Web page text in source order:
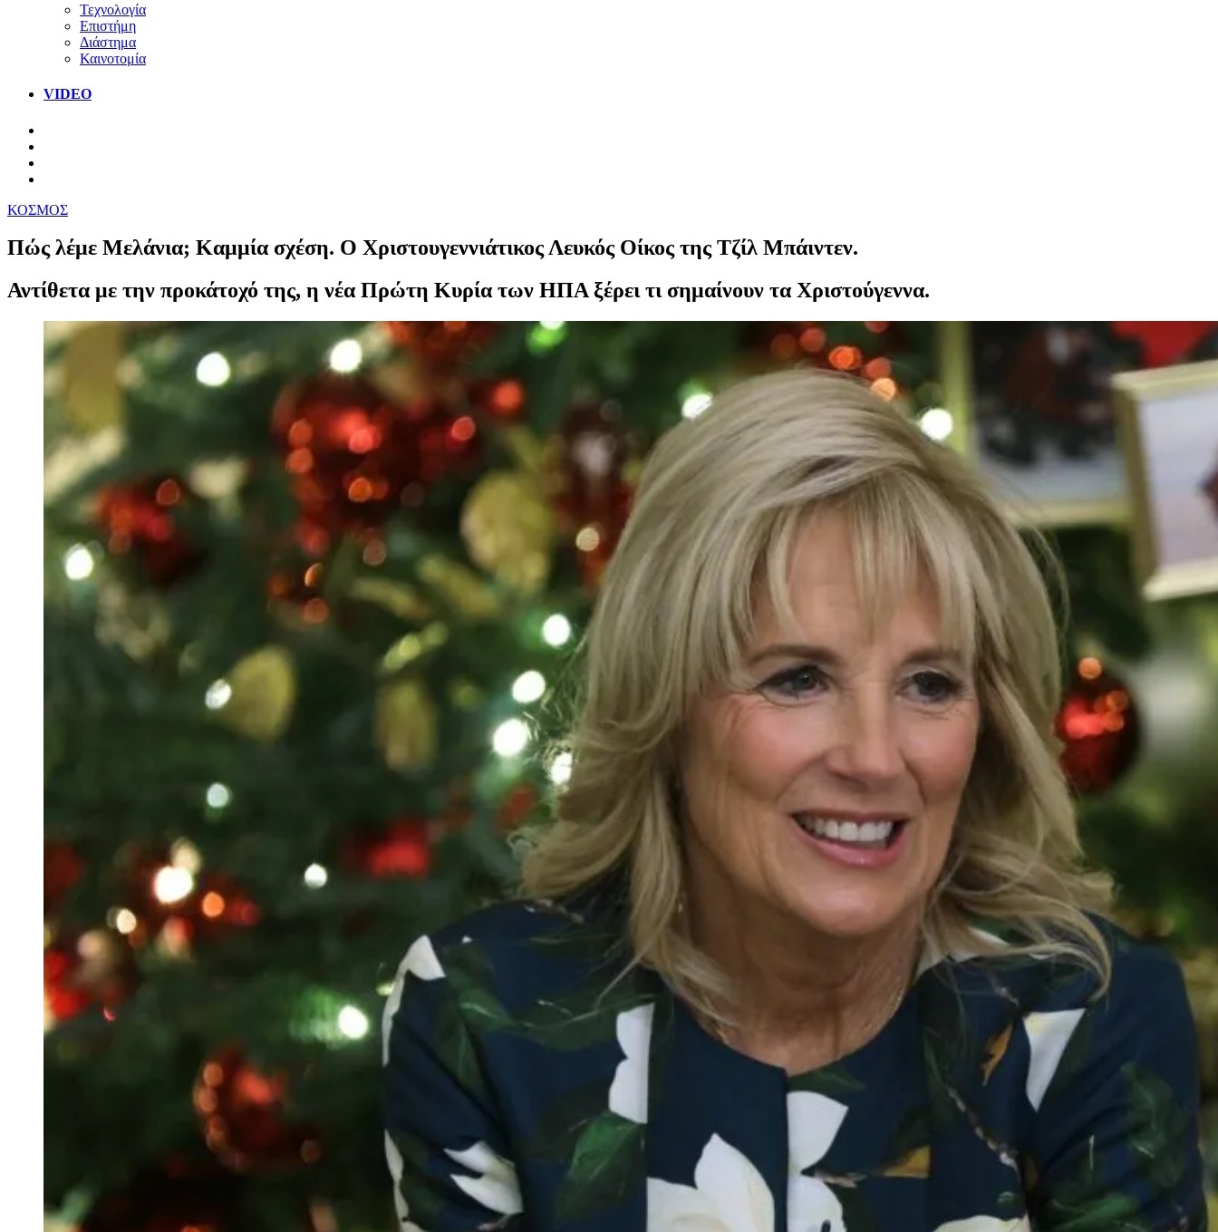
Τεχνολογία
Επιστήμη
Διάστημα
Καινοτομία
VIDEO
ΚΟΣΜΟΣ
Πώς λέμε Μελάνια; Καμμία σχέση. Ο Χριστουγεννιάτικος Λευκός Οίκος της Τζίλ Μπάιντεν.
Αντίθετα με την προκάτοχό της, η νέα Πρώτη Κυρία των ΗΠΑ ξέρει τι σημαίνουν τα Χριστούγεννα.